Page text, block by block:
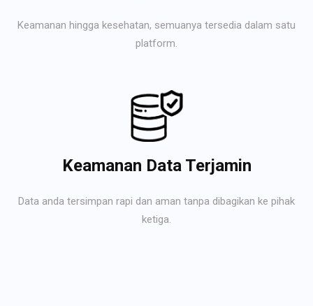
Keamanan hingga kesehatan, semuanya tersedia dalam satu
platform.
Keamanan Data Terjamin
Data anda tersimpan rapi dan aman tanpa dibagikan ke pihak
ketiga.